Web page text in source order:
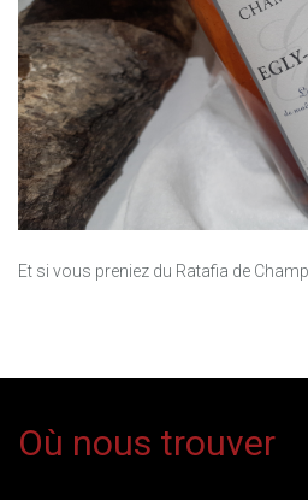
Et si vous preniez du Ratafia de
Où nous trouver